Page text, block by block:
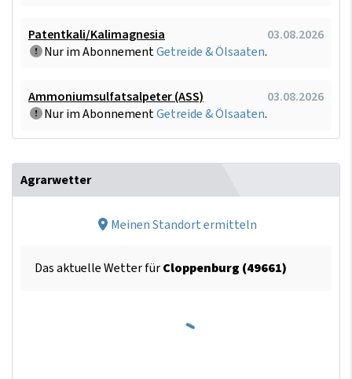
Patentkali/Kalimagnesia
03.08.2026
Nur im AbonnementGetreide & Ölsaaten.
Ammoniumsulfatsalpeter (ASS)
03.08.2026
Nur im AbonnementGetreide & Ölsaaten.
Agrarwetter
Meinen Standort ermitteln
Das aktuelle Wetter fürCloppenburg (49661)